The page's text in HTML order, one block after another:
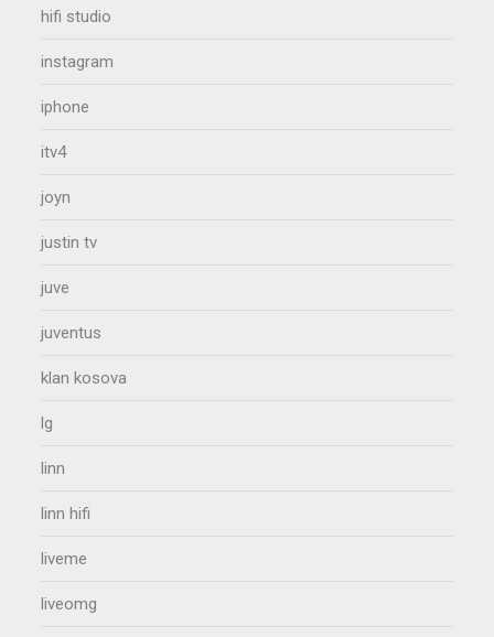
hifi studio
instagram
iphone
itv4
joyn
justin tv
juve
juventus
klan kosova
lg
linn
linn hifi
liveme
liveomg